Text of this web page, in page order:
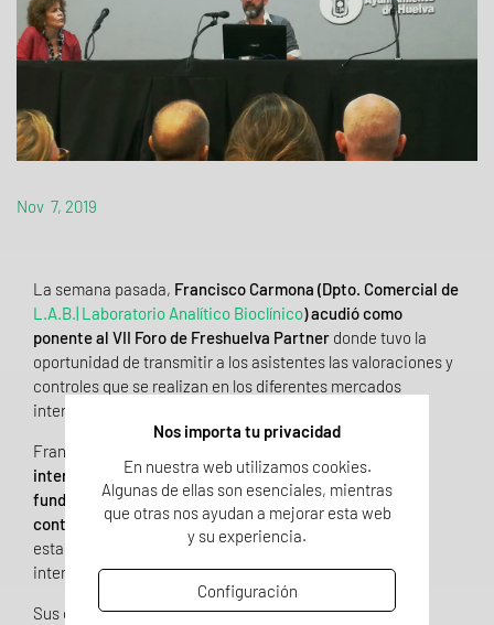
Nov 7, 2019
La semana pasada, Francisco Carmona (Dpto. Comercial de
L.A.B.| Laboratorio Analítico Bioclínico) acudió como
ponente al VII Foro de Freshuelva Partner donde tuvo la
oportunidad de transmitir a los asistentes las valoraciones y
controles que se realizan en los diferentes mercados
internacionales, en materia de seguridad alimentaria.
Francisco Carmona reafirmó que
interpretación de los resultados analíticos son la base
fundamental para verificar que las frutas y hortalizas
controladas cumplen con los estrictos requisitosque
establecen los diferentes mercados (nacionales e
internacionales).
Sus complejas especificaciones en cuanto anúmero
Nos importa tu privacidad
En nuestra web utilizamos cookies.
Algunas de ellas son esenciales, mientras
que otras nos ayudan a mejorar esta web
y su experiencia.
Configuración